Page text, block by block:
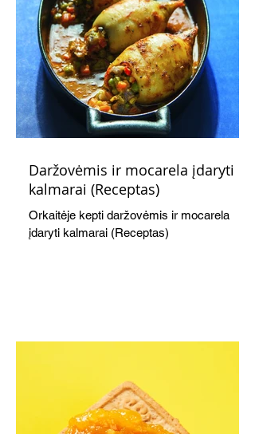
Daržovėmis ir mocarela įdaryti
kalmarai (Receptas)
Orkaitėje kepti daržovėmis ir mocarela
įdaryti kalmarai (Receptas)